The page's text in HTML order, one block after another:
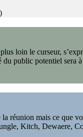
loin le curseur,
public potentiel sera
mais ce que
Kitch, Dewaere,